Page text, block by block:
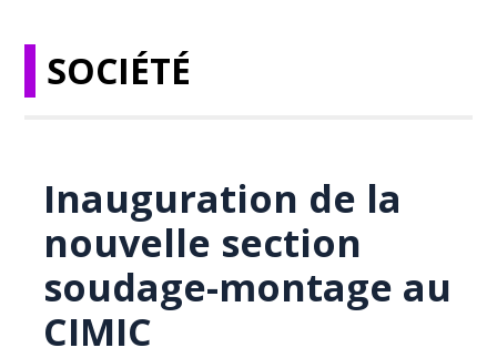
SOCIÉTÉ
Inauguration de la
nouvelle section
soudage-montage au
CIMIC